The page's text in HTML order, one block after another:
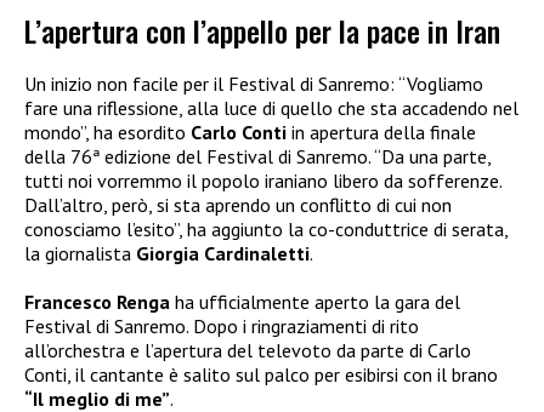
L’apertura con l’appello per la pace in Iran
Un inizio non facile per il Festival di Sanremo: “Vogliamo
fare una riflessione, alla luce di quello che sta accadendo nel
mondo”, ha esordito Carlo Conti in apertura della finale
della 76ª edizione del Festival di Sanremo. “Da una parte,
tutti noi vorremmo il popolo iraniano libero da sofferenze.
Dall’altro, però, si sta aprendo un conflitto di cui non
conosciamo l’esito”, ha aggiunto la co-conduttrice di serata,
la giornalista Giorgia Cardinaletti.
Francesco Renga ha ufficialmente aperto la gara del
Festival di Sanremo. Dopo i ringraziamenti di rito
all’orchestra e l’apertura del televoto da parte di Carlo
Conti, il cantante è salito sul palco per esibirsi con il brano
“Il meglio di me”.